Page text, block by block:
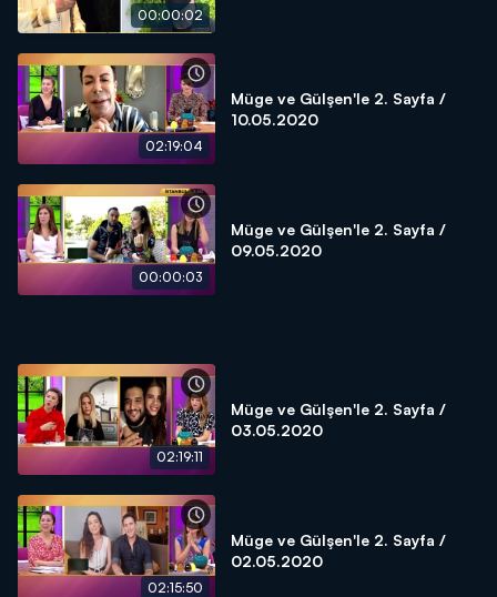
00:00:02
02:19:04
Müge ve Gülşen'le 2. Sayfa /
10.05.2020
00:00:03
Müge ve Gülşen'le 2. Sayfa /
09.05.2020
02:19:11
Müge ve Gülşen'le 2. Sayfa /
03.05.2020
02:15:50
Müge ve Gülşen'le 2. Sayfa /
02.05.2020